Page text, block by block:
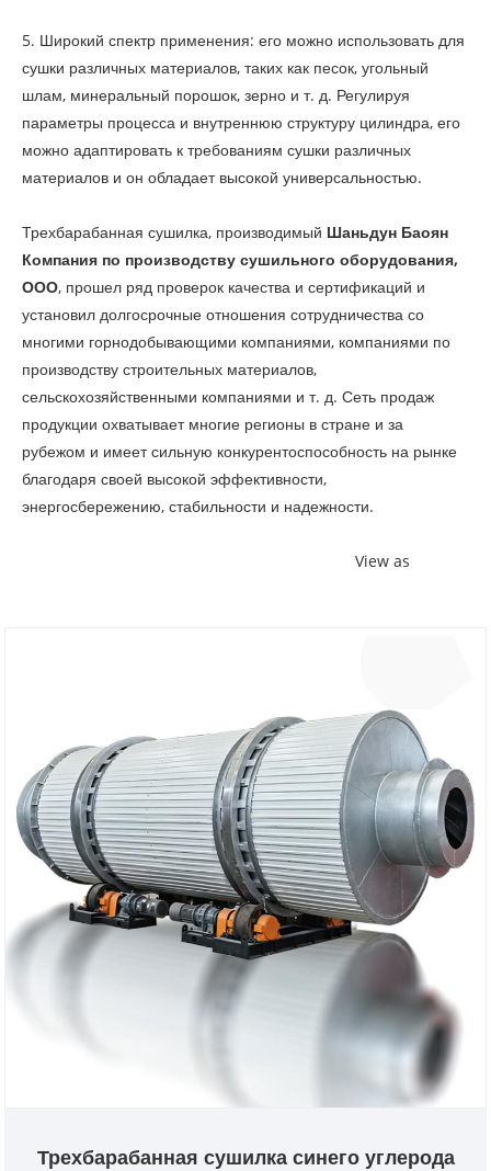
5. Широкий спектр применения: его можно использовать для
сушки различных материалов, таких как песок, угольный
шлам, минеральный порошок, зерно и т. д. Регулируя
параметры процесса и внутреннюю структуру цилиндра, его
можно адаптировать к требованиям сушки различных
материалов и он обладает высокой универсальностью.
Трехбарабанная сушилка, производимый Шаньдун Баоян
Компания по производству сушильного оборудования,
ООО, прошел ряд проверок качества и сертификаций и
установил долгосрочные отношения сотрудничества со
многими горнодобывающими компаниями, компаниями по
производству строительных материалов,
сельскохозяйственными компаниями и т. д. Сеть продаж
продукции охватывает многие регионы в стране и за
рубежом и имеет сильную конкурентоспособность на рынке
благодаря своей высокой эффективности,
энергосбережению, стабильности и надежности.
View as
Трехбарабанная сушилка синего углерода